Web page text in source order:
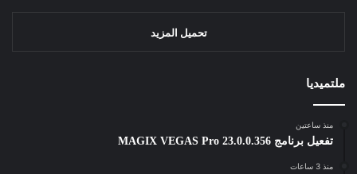
تحميل المزيد
ملتميديا
منذ ساعتين
تفعيل برنامج MAGIX VEGAS Pro 23.0.0.356
منذ 3 ساعات